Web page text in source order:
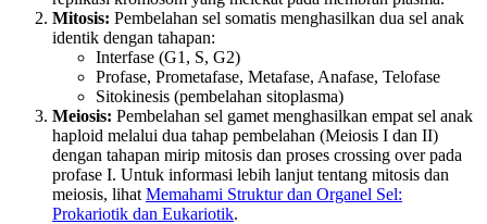
Mitosis: Pembelahan sel somatis menghasilkan dua sel anak
identik dengan tahapan:
Interfase (G1, S, G2)
Profase, Prometafase, Metafase, Anafase, Telofase
Sitokinesis (pembelahan sitoplasma)
Meiosis: Pembelahan sel gamet menghasilkan empat sel anak
haploid melalui dua tahap pembelahan (Meiosis I dan II)
dengan tahapan mirip mitosis dan proses crossing over pada
profase I. Untuk informasi lebih lanjut tentang mitosis dan
meiosis, lihat Memahami Struktur dan Organel Sel:
Prokariotik dan Eukariotik.